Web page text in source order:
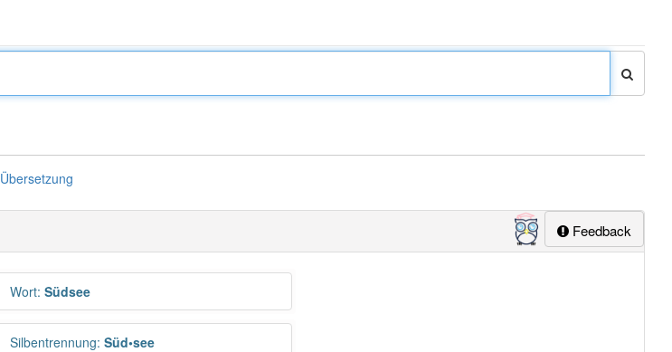
Übersetzung
Feedback
Wort: Südsee
Silbentrennung: Süd•see